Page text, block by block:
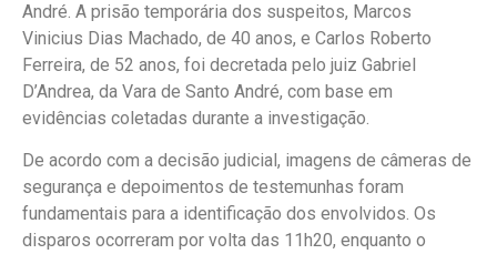
André. A prisão temporária dos suspeitos, Marcos
Vinicius Dias Machado, de 40 anos, e Carlos Roberto
Ferreira, de 52 anos, foi decretada pelo juiz Gabriel
D’Andrea, da Vara de Santo André, com base em
evidências coletadas durante a investigação.
De acordo com a decisão judicial, imagens de câmeras de
segurança e depoimentos de testemunhas foram
fundamentais para a identificação dos envolvidos. Os
disparos ocorreram por volta das 11h20, enquanto o